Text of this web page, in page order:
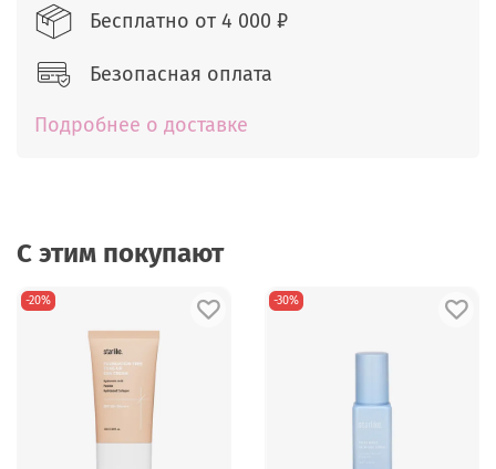
Бесплатно от 4 000 ₽
Безопасная оплата
Подробнее о доставке
С этим покупают
-20% -30%